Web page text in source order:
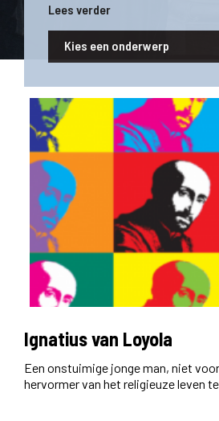
Lees verder
Kies een onderwerp
Ignatius van Loyola
Een onstuimige jonge man, niet
hervormer van het religieuze leven